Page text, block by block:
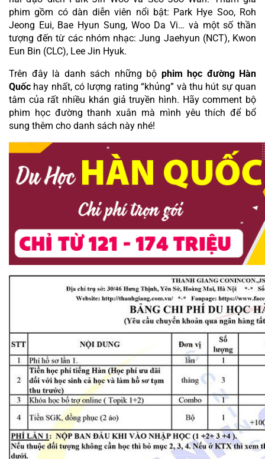
phim gồm có dàn diễn viên nổi bật: Park Hye Soo, Roh
Jeong Eui, Bae Hyun Sung, Woo Da Vi… và một số thần
tượng đến từ các nhóm nhạc: Jung Jaehyun (NCT), Kwon
Eun Bin (CLC), Lee Jin Hyuk.
Trên đây là danh sách những bộ phim học đường Hàn
Quốc hay nhất, có lượng rating “khủng” và thu hút sự quan
tâm của rất nhiều khán giả truyền hình. Hãy comment bộ
phim học đường thanh xuân mà mình yêu thích để bổ
sung thêm cho danh sách này nhé!